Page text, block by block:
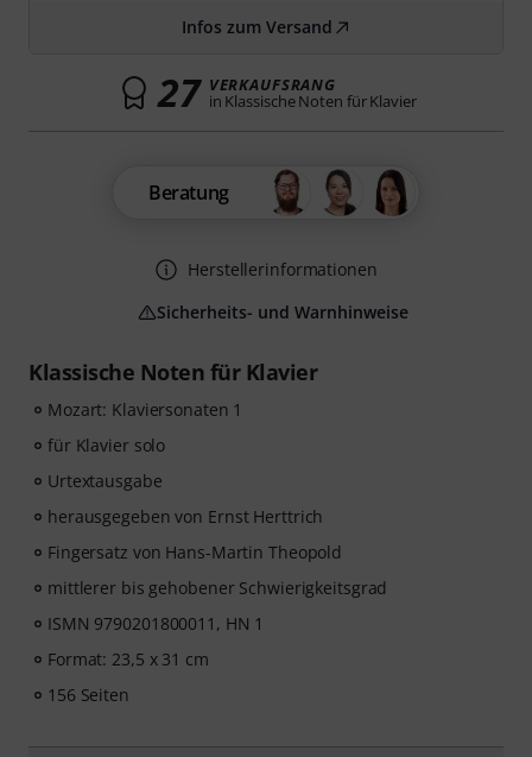
Klassische Noten für Klavier
Mozart: Klaviersonaten 1
für Klavier solo
Urtextausgabe
herausgegeben von Ernst Herttrich
Fingersatz von Hans-Martin Theopold
mittlerer bis gehobener Schwierigkeitsgrad
ISMN 9790201800011, HN 1
Format: 23,5 x 31 cm
156 Seiten
Infos zum Versand
27 VERKAUFSRANG
in Klassische Noten für Klavier
Beratung
Herstellerinformationen
Sicherheits- und Warnhinweise